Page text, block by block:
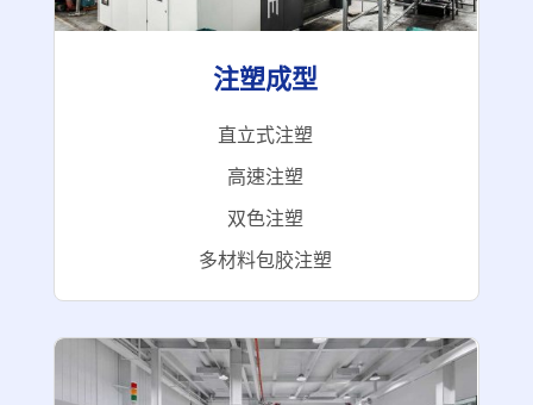
注塑成型
直立式注塑
高速注塑
双色注塑
多材料包胶注塑